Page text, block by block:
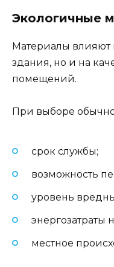
Экологичные
Материалы влияют
здания, но и на
помещений.
При выборе
срок службы;
возможность
уровень
энергозатраты
местное